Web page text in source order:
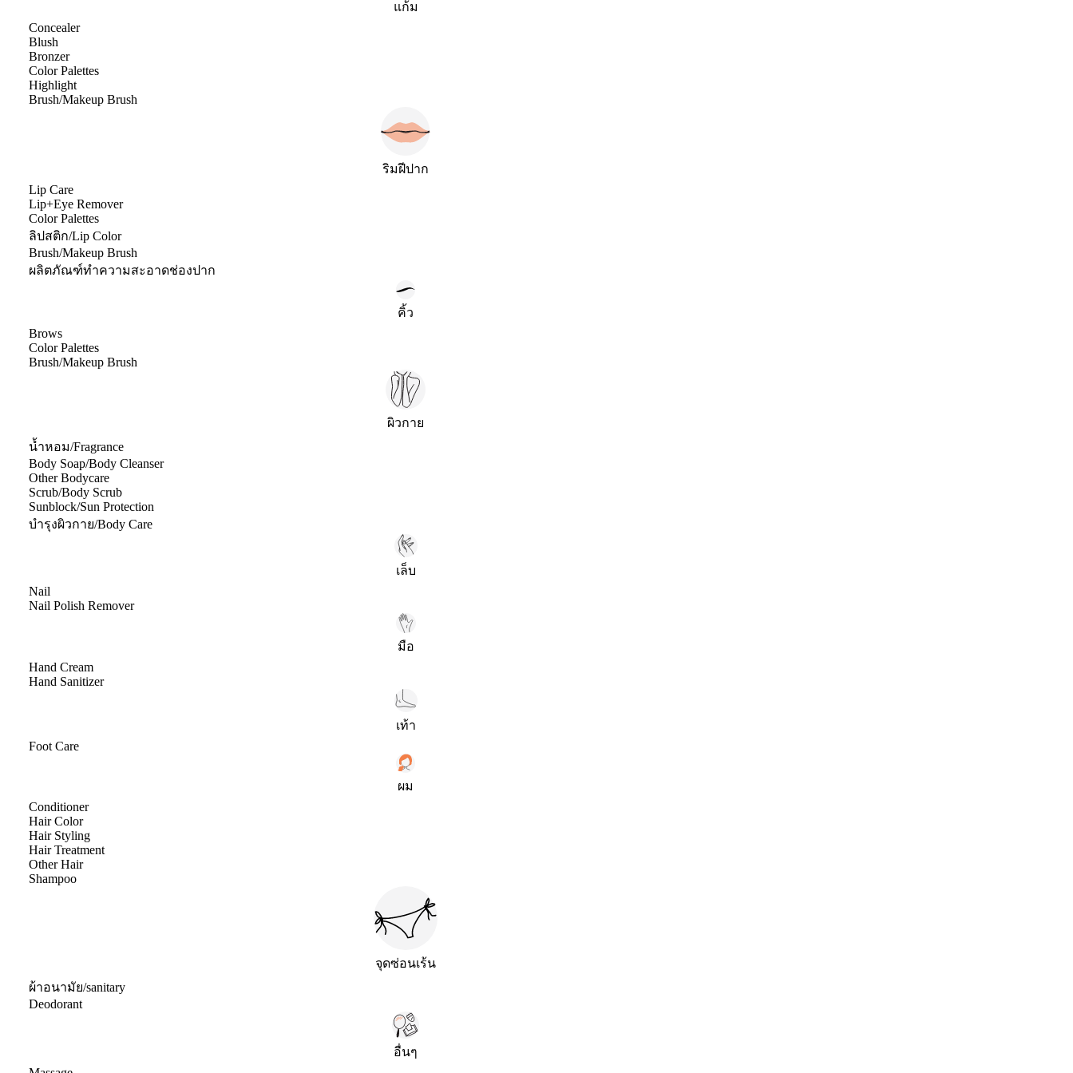
แก้ม
Concealer
Blush
Bronzer
Color Palettes
Highlight
Brush/Makeup Brush
ริมฝีปาก
Lip Care
Lip+Eye Remover
Color Palettes
ลิปสติก/Lip Color
Brush/Makeup Brush
ผลิตภัณฑ์ทำความสะอาดช่องปาก
คิ้ว
Brows
Color Palettes
Brush/Makeup Brush
ผิวกาย
น้ำหอม/Fragrance
Body Soap/Body Cleanser
Other Bodycare
Scrub/Body Scrub
Sunblock/Sun Protection
บำรุงผิวกาย/Body Care
เล็บ
Nail
Nail Polish Remover
มือ
Hand Cream
Hand Sanitizer
เท้า
Foot Care
ผม
Conditioner
Hair Color
Hair Styling
Hair Treatment
Other Hair
Shampoo
จุดซ่อนเร้น
ผ้าอนามัย/sanitary
Deodorant
อื่นๆ